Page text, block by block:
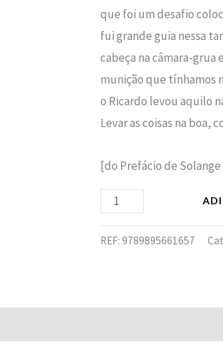
que foi um desafio
fui grande guia nessa
cabeça na câmara-grua
munição que tínhamos
o Ricardo levou aquilo
Levar as coisas na boa,
[do Prefácio de Solange
REF: 9789895661657